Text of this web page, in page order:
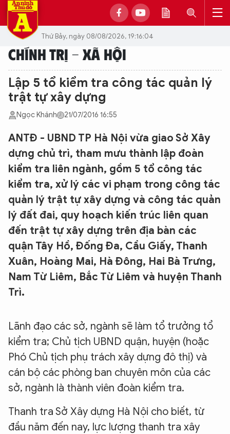
Thứ Bảy, ngày 08/08/2026, 19:16:04
CHÍNH TRỊ - XÃ HỘI
Lập 5 tổ kiểm tra công tác quản lý
trật tự xây dựng
Ngọc Khánh 21/07/2016 16:55
ANTĐ - UBND TP Hà Nội vừa giao Sở Xây
dựng chủ trì, tham mưu thành lập đoàn
kiểm tra liên ngành, gồm 5 tổ công tác
kiểm tra, xử lý các vi phạm trong công tác
quản lý trật tự xây dựng và công tác quản
lý đất đai, quy hoạch kiến trúc liên quan
đến trật tự xây dựng trên địa bàn các
quận Tây Hồ, Đống Đa, Cầu Giấy, Thanh
Xuân, Hoàng Mai, Hà Đông, Hai Bà Trưng,
Nam Từ Liêm, Bắc Từ Liêm và huyện Thanh
Trì.
Lãnh đạo các sở, ngành sẽ làm tổ trưởng tổ
kiểm tra; Chủ tịch UBND quận, huyện (hoặc
Phó Chủ tịch phụ trách xây dựng đô thị) và
cán bộ các phòng ban chuyên môn của các
sở, ngành là thành viên đoàn kiểm tra.
Thanh tra Sở Xây dựng Hà Nội cho biết, từ
đầu năm đến nay, lực lượng thanh tra xây